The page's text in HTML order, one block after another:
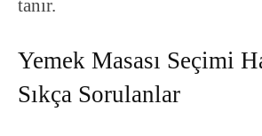
tanır.
Yemek Masası Seçimi
Sıkça Sorulanlar